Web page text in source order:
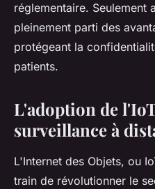
réglementaire. Seulement
pleinement parti des
protégeant la
patients.
L'adoption de
surveillance à
L'Internet des Objets, ou
train de révolutionner le